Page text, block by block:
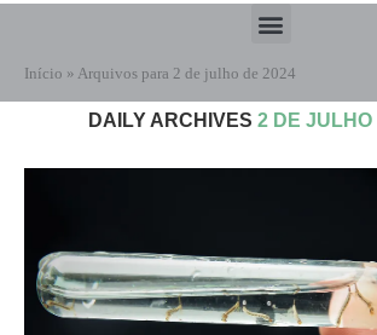
Início » Arquivos para 2 de julho de 2024
DAILY ARCHIVES 2 DE JULHO